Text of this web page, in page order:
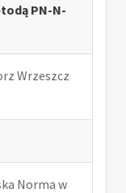
PN-N-
Wrzeszcz
Norma w